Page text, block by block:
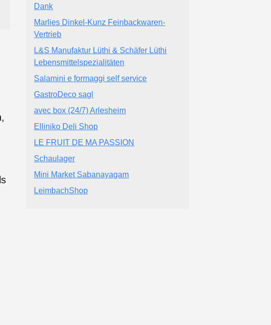
Dank
Marlies Dinkel-Kunz Feinbackwaren-
Vertrieb
L&S Manufaktur Lüthi & Schäfer Lüthi
Lebensmittelspezialitäten
Salamini e formaggi self service
GastroDeco sagl
avec box (24/7) Arlesheim
Elliniko Deli Shop
LE FRUIT DE MA PASSION
Schaulager
Mini Market Sabanayagam
LeimbachShop